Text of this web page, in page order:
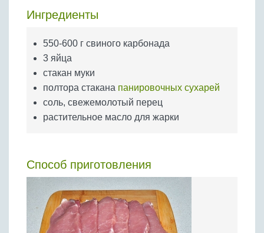
Яйца
Крупы
Ингредиенты
550-600 г свиного карбонада
3 яйца
стакан муки
полтора стакана панировочных сухарей
соль, свежемолотый перец
растительное масло для жарки
Способ приготовления